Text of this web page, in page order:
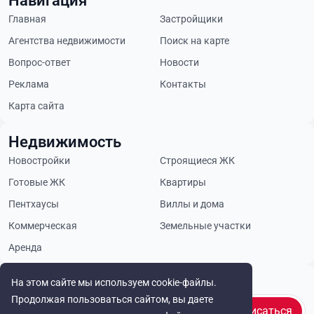
На этом сайте мы используем cookie-файлы.
Продолжая пользоваться сайтом, вы даете
Будьте в курсе
Подписаться
Главная
Застройщики
Агентства недвижимости
Поиск на карте
Вопрос-ответ
Новости
Реклама
Контакты
Карта сайта
Недвижимость
Новостройки
Строящиеся ЖК
Готовые ЖК
Квартиры
Пентхаусы
Виллы и дома
Коммерческая
Земельные участки
Аренда